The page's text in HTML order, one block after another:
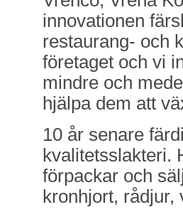
innovationen
restaurang- och
företaget och vi
mindre och
hjälpa dem att
10 år senare
kvalitetsslakteri.
förpackar och
kronhjort, rådjur,